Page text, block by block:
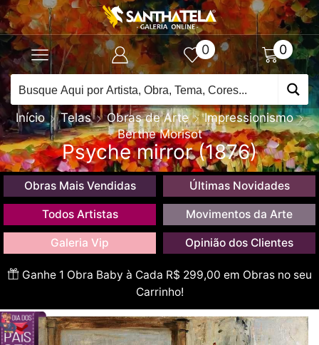
0 0
Início Telas Obras de Arte
Impressionismo
Berthe Morisot
Psyche mirror (1876)
Obras Mais Vendidas Últimas Novidades
Todos Artistas Movimentos da Arte
Galeria Vip Opinião dos Clientes
Ganhe 1 Obra Baby à Cada R$ 299,00 em Obras no seu
Carrinho!